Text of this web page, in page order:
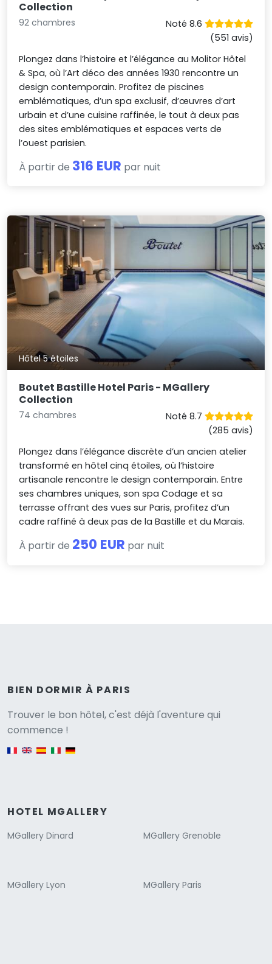
Collection
92 chambres
Noté 8.6
(551 avis)
Plongez dans l’histoire et l’élégance au Molitor Hôtel
& Spa, où l’Art déco des années 1930 rencontre un
design contemporain. Profitez de piscines
emblématiques, d’un spa exclusif, d’œuvres d’art
urbain et d’une cuisine raffinée, le tout à deux pas
des sites emblématiques et espaces verts de
l’ouest parisien.
À partir de 316 EUR par nuit
Hôtel 5 étoiles
Boutet Bastille Hotel Paris - MGallery
Collection
74 chambres
Noté 8.7
(285 avis)
Plongez dans l’élégance discrète d’un ancien atelier
transformé en hôtel cinq étoiles, où l’histoire
artisanale rencontre le design contemporain. Entre
ses chambres uniques, son spa Codage et sa
terrasse offrant des vues sur Paris, profitez d’un
cadre raffiné à deux pas de la Bastille et du Marais.
À partir de 250 EUR par nuit
BIEN DORMIR À PARIS
Trouver le bon hôtel, c'est déjà l'aventure qui
commence !
HOTEL MGALLERY
MGallery Dinard MGallery Grenoble
MGallery Lyon MGallery Paris